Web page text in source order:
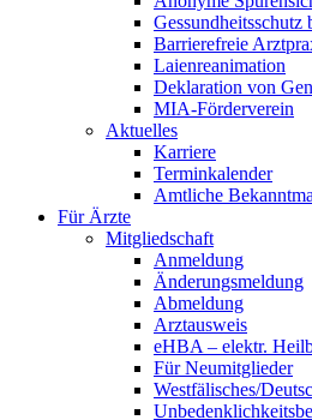
Gessundheitsschutz
Barrierefreie
Laienreanimation
Deklaration von
MIA-Förderverein
Aktuelles
Karriere
Terminkalender
Amtliche
Für Ärzte
Mitgliedschaft
Anmeldung
Änderungsmeldung
Abmeldung
Arztausweis
eHBA – elektr.
Für Neumitglieder
Westfälisches/